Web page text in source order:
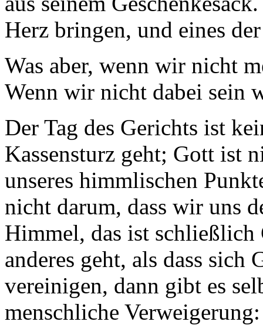
Herz bringen, und eines
Was aber, wenn wir nicht
Wenn wir nicht dabei sein
Der Tag des Gerichts ist
Kassensturz geht; Gott ist
unseres himmlischen
nicht darum, dass wir uns
Himmel, das ist schließlich
anderes geht, als dass sich
vereinigen, dann gibt es
menschliche